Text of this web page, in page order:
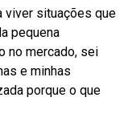
viver situações que
pequena
no mercado, sei
e minhas
porque o que